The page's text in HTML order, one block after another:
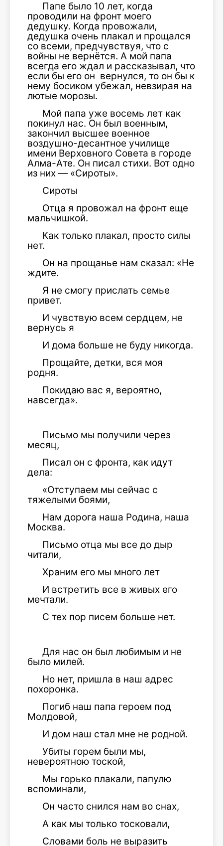
Папе было 10 лет, когда
проводили на фронт моего
дедушку. Когда провожали,
дедушка очень плакал и прощался
со всеми, предчувствуя, что с
войны не вернётся. А мой папа
всегда его ждал и рассказывал, что
если бы его он вернулся, то он бы к
нему босиком убежал, невзирая на
лютые морозы.
Мой папа уже восемь лет как
покинул нас. Он был военным,
закончил высшее военное
воздушно-десантное училище
имени Верховного Совета в городе
Алма-Ате. Он писал стихи. Вот одно
из них — «Сироты».
Сироты
Отца я провожал на фронт еще
мальчишкой.
Как только плакал, просто силы
нет.
Он на прощанье нам сказал: «Не
ждите.
Я не смогу прислать семье
привет.
И чувствую всем сердцем, не
вернусь я
И дома больше не буду никогда.
Прощайте, детки, вся моя
родня.
Покидаю вас я, вероятно,
навсегда».
Письмо мы получили через
месяц,
Писал он с фронта, как идут
дела:
«Отступаем мы сейчас с
тяжелыми боями,
Нам дорога наша Родина, наша
Москва.
Письмо отца мы все до дыр
читали,
Храним его мы много лет
И встретить все в живых его
мечтали.
С тех пор писем больше нет.
Для нас он был любимым и не
было милей.
Но нет, пришла в наш адрес
похоронка.
Погиб наш папа героем под
Молдовой,
И дом наш стал мне не родной.
Убиты горем были мы,
невероятною тоской,
Мы горько плакали, папулю
вспоминали,
Он часто снился нам во снах,
А как мы только тосковали,
Словами боль не выразить